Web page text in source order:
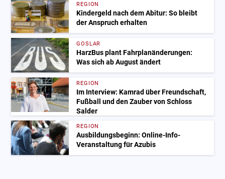
REGION
Kindergeld nach dem Abitur: So bleibt
der Anspruch erhalten
GOSLAR
HarzBus plant Fahrplanänderungen:
Was sich ab August ändert
REGION
Im Interview: Kamrad über Freundschaft,
Fußball und den Zauber von Schloss
Salder
REGION
Ausbildungsbeginn: Online-Info-
Veranstaltung für Azubis